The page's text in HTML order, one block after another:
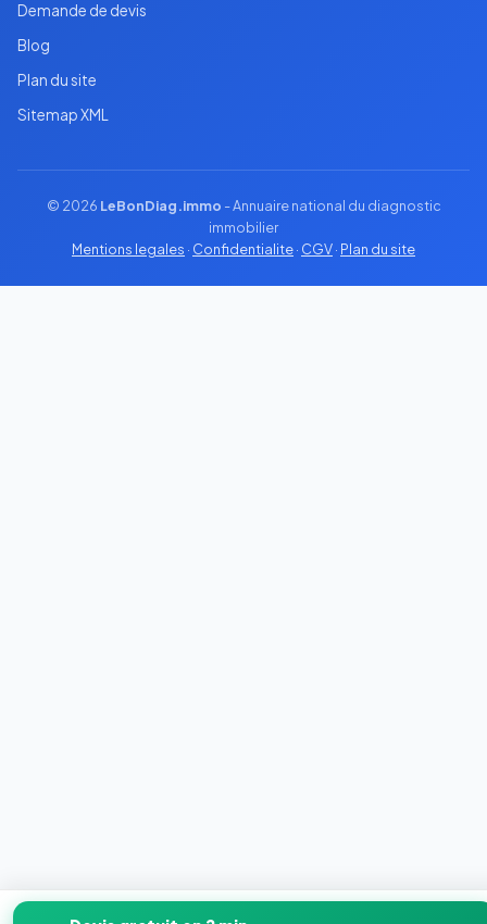
Demande de devis
Blog
Plan du site
Sitemap XML
© 2026 LeBonDiag.immo - Annuaire national du diagnostic
immobilier
Mentions legales · Confidentialite· CGV· Plan du site